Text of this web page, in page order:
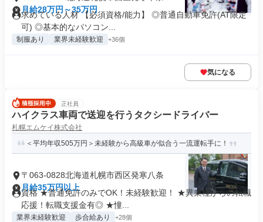
月給28万円～35万円
求めている人材 【必須資格/能力】 ◎普通自動車免許(AT限定
可) ◎基本的なパソコン...
制服あり 業界未経験歓迎 +36個
気になる
正社員
ハイクラス車両で送迎を行うタクシードライバー
札幌エムケイ株式会社
＜平均年収505万円＞未経験から高級車が似合う一流運転手に！
〒063-0828北海道札幌市西区発寒八条
月給35万円以上
資格 ★普通免許のみでOK！未経験歓迎！ ★異業種からの転職
応援！転職支援金有◎ ★憧...
業界未経験歓迎 歩合給あり +28個